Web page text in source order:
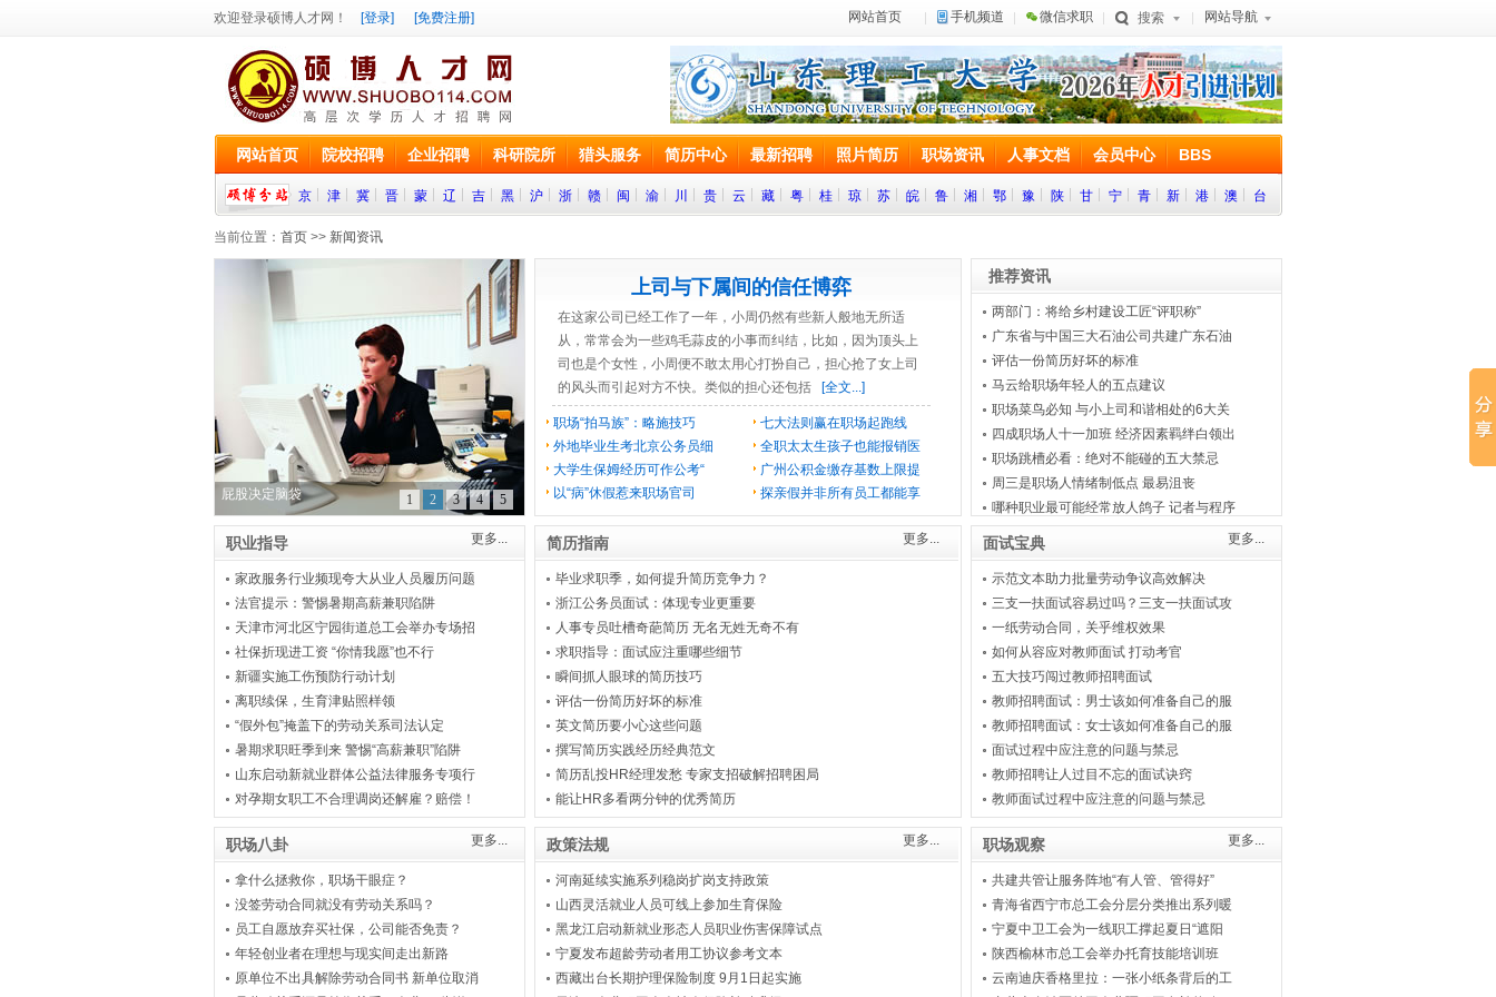
欢迎登录硕博人才网！ [登录] [免费注册] 网站导航
搜索
微信求职
手机频道
网站首页
网站首页 院校招聘 企业招聘 科研院所 猎头服务 简历中心 最新招聘 照片简历 职场资讯 人事文档 会员中心 BBS
京 津 冀 晋 蒙 辽 吉 黑 沪 浙 赣 闽 渝 川 贵 云 藏 粤 桂 琼 苏 皖 鲁 湘 鄂 豫 陕 甘 宁 青 新 港 澳 台
当前位置： 首页 >> 新闻资讯
屁股决定脑袋 1 2 3 4 5
上司与下属间的信任博弈
在这家公司已经工作了一年，小周仍然有些新人般地无所适
从，常常会为一些鸡毛蒜皮的小事而纠结，比如，因为顶头上
司也是个女性，小周便不敢太用心打扮自己，担心抢了女上司
的风头而引起对方不快。类似的担心还包括 [全文...]
职场“拍马族”：略施技巧
七大法则赢在职场起跑线
外地毕业生考北京公务员细
全职太太生孩子也能报销医
大学生保姆经历可作公考“
广州公积金缴存基数上限提
以“病”休假惹来职场官司
探亲假并非所有员工都能享
推荐资讯
两部门：将给乡村建设工匠“评职称”
广东省与中国三大石油公司共建广东石油
评估一份简历好坏的标准
马云给职场年轻人的五点建议
职场菜鸟必知 与小上司和谐相处的6大关
四成职场人十一加班 经济因素羁绊白领出
职场跳槽必看：绝对不能碰的五大禁忌
周三是职场人情绪制低点 最易沮丧
哪种职业最可能经常放人鸽子 记者与程序
职业指导 更多...
家政服务行业频现夸大从业人员履历问题
法官提示：警惕暑期高薪兼职陷阱
天津市河北区宁园街道总工会举办专场招
社保折现进工资 “你情我愿”也不行
新疆实施工伤预防行动计划
离职续保，生育津贴照样领
“假外包”掩盖下的劳动关系司法认定
暑期求职旺季到来 警惕“高薪兼职”陷阱
山东启动新就业群体公益法律服务专项行
对孕期女职工不合理调岗还解雇？赔偿！
简历指南 更多...
毕业求职季，如何提升简历竞争力？
浙江公务员面试：体现专业更重要
人事专员吐槽奇葩简历 无名无姓无奇不有
求职指导：面试应注重哪些细节
瞬间抓人眼球的简历技巧
评估一份简历好坏的标准
英文简历要小心这些问题
撰写简历实践经历经典范文
简历乱投HR经理发愁 专家支招破解招聘困局
能让HR多看两分钟的优秀简历
面试宝典 更多...
示范文本助力批量劳动争议高效解决
三支一扶面试容易过吗？三支一扶面试攻
一纸劳动合同，关乎维权效果
如何从容应对教师面试 打动考官
五大技巧闯过教师招聘面试
教师招聘面试：男士该如何准备自己的服
教师招聘面试：女士该如何准备自己的服
面试过程中应注意的问题与禁忌
教师招聘让人过目不忘的面试诀窍
教师面试过程中应注意的问题与禁忌
职场八卦 更多...
拿什么拯救你，职场干眼症？
没签劳动合同就没有劳动关系吗？
员工自愿放弃买社保，公司能否免责？
年轻创业者在理想与现实间走出新路
原单位不出具解除劳动合同书 新单位取消
政策法规 更多...
河南延续实施系列稳岗扩岗支持政策
山西灵活就业人员可线上参加生育保险
黑龙江启动新就业形态人员职业伤害保障试点
宁夏发布超龄劳动者用工协议参考文本
西藏出台长期护理保险制度 9月1日起实施
职场观察 更多...
共建共管让服务阵地“有人管、管得好”
青海省西宁市总工会分层分类推出系列暖
宁夏中卫工会为一线职工撑起夏日“遮阳
陕西榆林市总工会举办托育技能培训班
云南迪庆香格里拉：一张小纸条背后的工